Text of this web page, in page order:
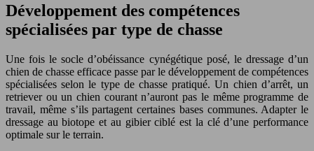
Développement des compétences
spécialisées par type de chasse
Une fois le socle d’obéissance cynégétique posé, le dressage d’un
chien de chasse efficace passe par le développement de compétences
spécialisées selon le type de chasse pratiqué. Un chien d’arrêt, un
retriever ou un chien courant n’auront pas le même programme de
travail, même s’ils partagent certaines bases communes. Adapter le
dressage au biotope et au gibier ciblé est la clé d’une performance
optimale sur le terrain.